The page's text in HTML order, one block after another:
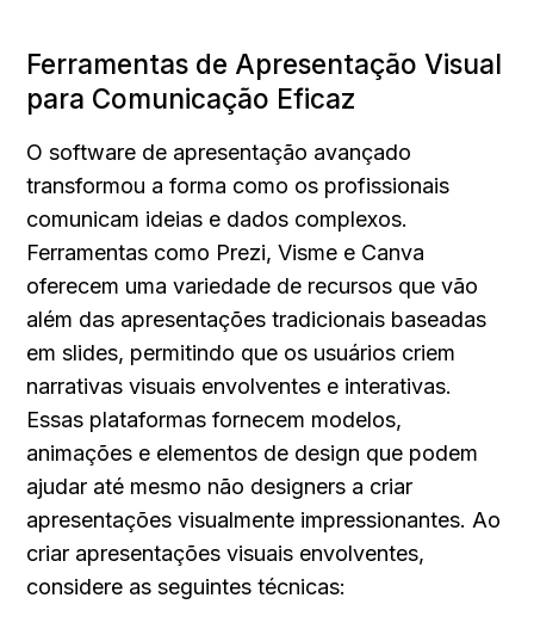
Ferramentas de Apresentação Visual
para Comunicação Eficaz
O software de apresentação avançado
transformou a forma como os profissionais
comunicam ideias e dados complexos.
Ferramentas como Prezi, Visme e Canva
oferecem uma variedade de recursos que vão
além das apresentações tradicionais baseadas
em slides, permitindo que os usuários criem
narrativas visuais envolventes e interativas.
Essas plataformas fornecem modelos,
animações e elementos de design que podem
ajudar até mesmo não designers a criar
apresentações visualmente impressionantes. Ao
criar apresentações visuais envolventes,
considere as seguintes técnicas: